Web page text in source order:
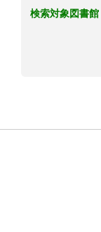
検索対象図書館